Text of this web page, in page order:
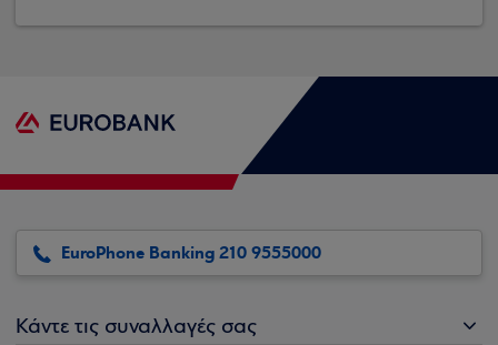
EuroPhone Banking 210 9555000
Κάντε τις συναλλαγές σας